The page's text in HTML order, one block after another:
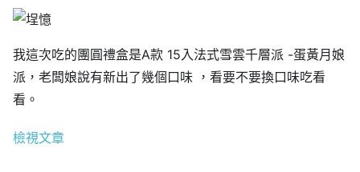
我這次吃的團圓禮盒是A款 15入法式雪雲千層派 -蛋黃月娘
派，老闆娘說有新出了幾個口味 ，看要不要換口味吃看
看。
檢視文章